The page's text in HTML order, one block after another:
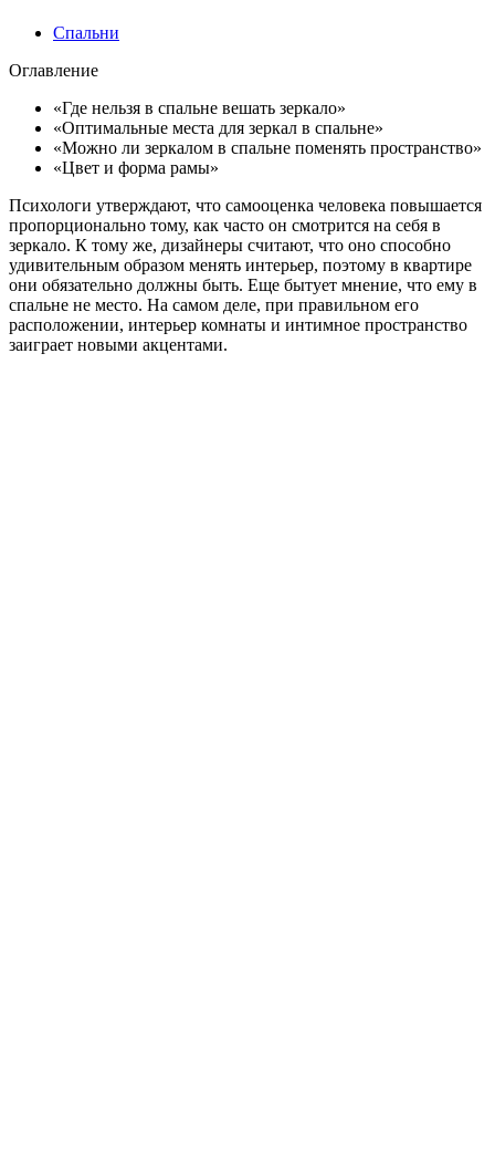
Спальни
Оглавление
«Где нельзя в спальне вешать зеркало»
«Оптимальные места для зеркал в спальне»
«Можно ли зеркалом в спальне поменять пространство»
«Цвет и форма рамы»
Психологи утверждают, что самооценка человека повышается
пропорционально тому, как часто он смотрится на себя в
зеркало. К тому же, дизайнеры считают, что оно способно
удивительным образом менять интерьер, поэтому в квартире
они обязательно должны быть. Еще бытует мнение, что ему в
спальне не место. На самом деле, при правильном его
расположении, интерьер комнаты и интимное пространство
заиграет новыми акцентами.